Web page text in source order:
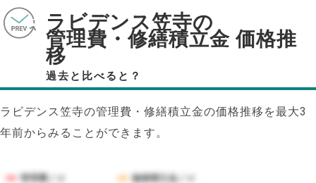
ラビデンス笠寺の
管理費・修繕積立金 価格推
移
過去と比べると？
ラビデンス笠寺の管理費・修繕積立金の価格推移を最大3
年前からみることができます。
管理費／㎡
修繕積立金／㎡